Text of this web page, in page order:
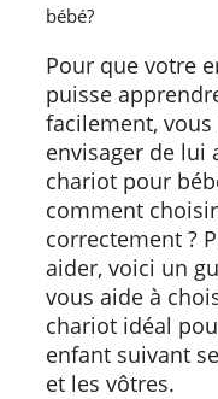
bébé?
Pour que votre
puisse
facilement, vous
envisager de lui
chariot pour
comment
correctement ?
aider, voici un
vous aide à
chariot idéal
enfant suivant
et les vôtres.